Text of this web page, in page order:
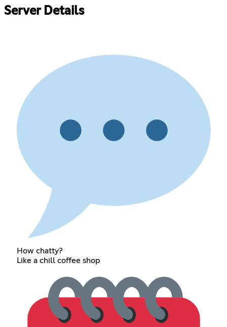
Server Details
How chatty?
Like a chill coffee shop